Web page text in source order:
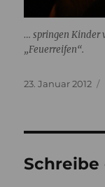
… springen Kinder
„Feuerreifen“.
Veröffentlicht
23. Januar 2012